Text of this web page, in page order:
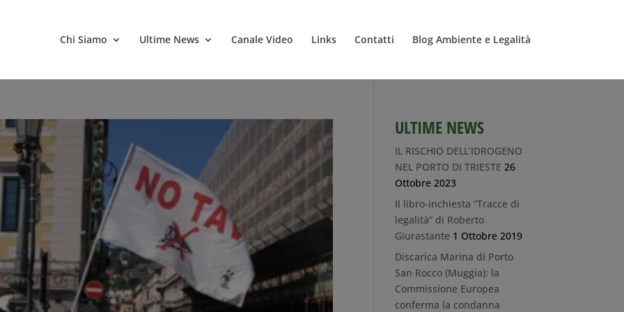
Chi Siamo Ultime News Canale Video Links Contatti Blog Ambiente e Legalità
ULTIME NEWS
IL RISCHIO DELL’IDROGENO
NEL PORTO DI TRIESTE 26
Ottobre 2023
Il libro-inchiesta “Tracce di
legalità” di Roberto
Giurastante 1 Ottobre 2019
Discarica Marina di Porto
San Rocco (Muggia): la
Commissione Europea
conferma la condanna